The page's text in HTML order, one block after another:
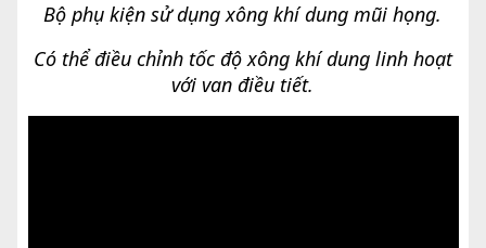
Bộ phụ kiện sử dụng xông khí dung mũi họng.
Có thể điều chỉnh tốc độ xông khí dung linh hoạt
với van điều tiết.